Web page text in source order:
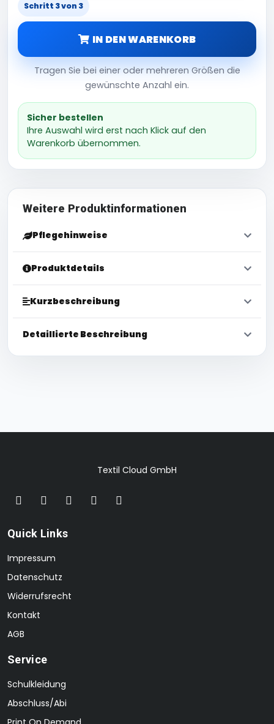
Schritt 3 von 3
IN DEN WARENKORB
Tragen Sie bei einer oder mehreren Größen die
gewünschte Anzahl ein.
Sicher bestellen
Ihre Auswahl wird erst nach Klick auf den
Warenkorb übernommen.
Weitere Produktinformationen
Pflegehinweise
Produktdetails
Kurzbeschreibung
Detaillierte Beschreibung
Textil Cloud GmbH
Quick Links
Impressum
Datenschutz
Widerrufsrecht
Kontakt
AGB
Service
Schulkleidung
Abschluss/Abi